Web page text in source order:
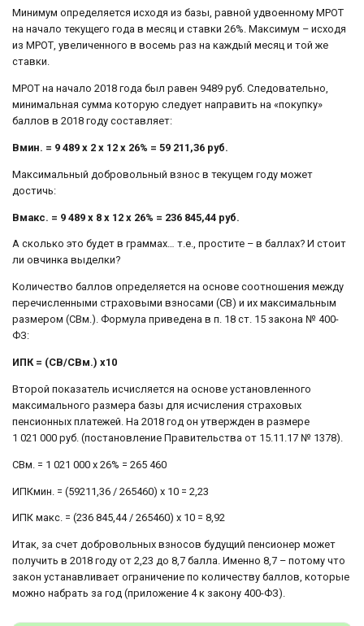
Минимум определяется исходя из базы, равной удвоенному МРОТ
на начало текущего года в месяц и ставки 26%. Максимум – исходя
из МРОТ, увеличенного в восемь раз на каждый месяц и той же
ставки.
МРОТ на начало 2018 года был равен 9489 руб. Следовательно,
минимальная сумма которую следует направить на «покупку»
баллов в 2018 году составляет:
Вмин. = 9 489 х 2 х 12 х 26% = 59 211,36 руб.
Максимальный добровольный взнос в текущем году может
достичь:
Вмакс. = 9 489 х 8 х 12 х 26% = 236 845,44 руб.
А сколько это будет в граммах… т.е., простите – в баллах? И стоит
ли овчинка выделки?
Количество баллов определяется на основе соотношения между
перечисленными страховыми взносами (СВ) и их максимальным
размером (СВм.). Формула приведена в п. 18 ст. 15 закона № 400-
ФЗ:
ИПК = (СВ/СВм.) х10
Второй показатель исчисляется на основе установленного
максимального размера базы для исчисления страховых
пенсионных платежей. На 2018 год он утвержден в размере
1 021 000 руб. (постановление Правительства от 15.11.17 № 1378).
СВм. = 1 021 000 х 26% = 265 460
ИПКмин. = (59211,36 / 265460) х 10 = 2,23
ИПК макс. = (236 845,44 / 265460) х 10 = 8,92
Итак, за счет добровольных взносов будущий пенсионер может
получить в 2018 году от 2,23 до 8,7 балла. Именно 8,7 – потому что
закон устанавливает ограничение по количеству баллов, которые
можно набрать за год (приложение 4 к закону 400-ФЗ).